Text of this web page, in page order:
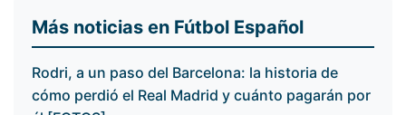
Más noticias en Fútbol Español
Rodri, a un paso del Barcelona: la historia de
cómo perdió el Real Madrid y cuánto pagarán por